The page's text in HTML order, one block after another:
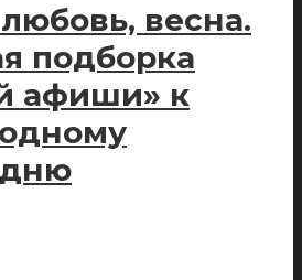
весна.
подборка
афиши» к